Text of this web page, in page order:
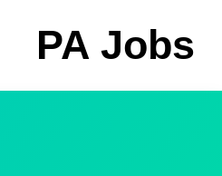
PA Jobs